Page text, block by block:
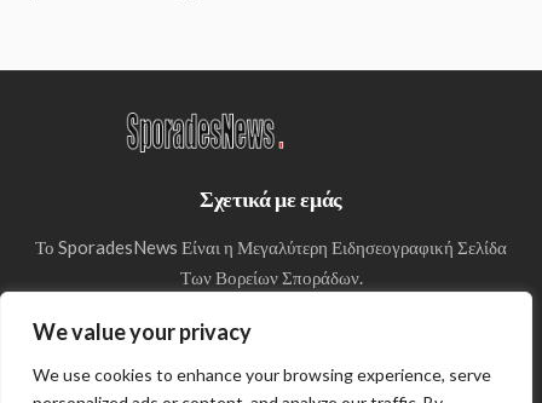
We value your privacy
We use cookies to enhance your browsing experience, serve
Σχετικά με εμάς
Το SporadesNews Είναι η Μεγαλύτερη Ειδησεογραφική Σελίδα
Των Βορείων Σποράδων.